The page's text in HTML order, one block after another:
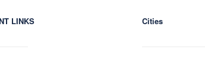
LINKS Cities